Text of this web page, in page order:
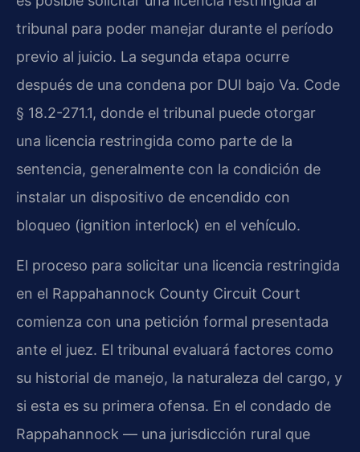
tribunal para poder manejar durante el período
previo al juicio. La segunda etapa ocurre
después de una condena por DUI bajo Va. Code
§ 18.2-271.1, donde el tribunal puede otorgar
una licencia restringida como parte de la
sentencia, generalmente con la condición de
instalar un dispositivo de encendido con
bloqueo (ignition interlock) en el vehículo.
El proceso para solicitar una licencia restringida
en el Rappahannock County Circuit Court
comienza con una petición formal presentada
ante el juez. El tribunal evaluará factores como
su historial de manejo, la naturaleza del cargo, y
si esta es su primera ofensa. En el condado de
Rappahannock — una jurisdicción rural que